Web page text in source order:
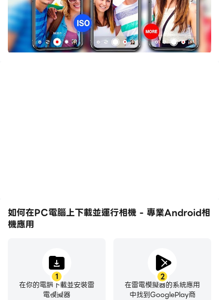
這款相機是一款功能齊全的專業Android相機應用，具有
4K相機，專業拍攝模式和高清畫質...讓我們在高清相機中
拍攝更漂亮的照片和視頻！ 📷📸📹
如何在PC電腦上下載並運行相機 - 專業Android相
機應用
1
在你的電腦下載並安裝雷
電模擬器
2
在雷電模擬器的系統應用
中找到GooglePlay商